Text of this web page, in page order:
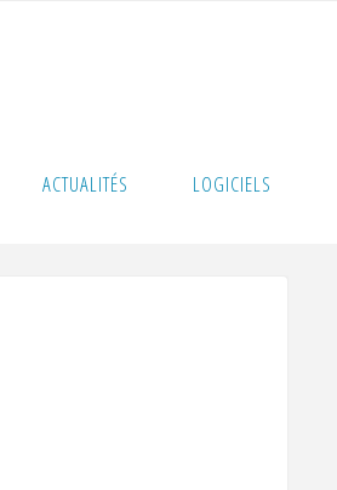
ACTUALITÉS LOGICIELS